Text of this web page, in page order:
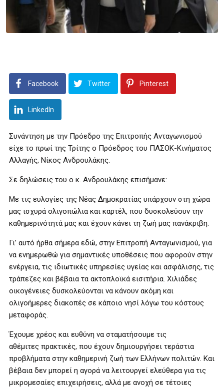
Facebook Twitter Pinterest
LinkedIn
Συνάντηση με την Πρόεδρο της Επιτροπής Ανταγωνισμού
είχε το πρωί της Τρίτης ο Πρόεδρος του ΠΑΣΟΚ-Κινήματος
Αλλαγής, Νίκος Ανδρουλάκης.
Σε δηλώσεις του ο κ. Ανδρουλάκης επισήμανε:
Με τις ευλογίες της Νέας Δημοκρατίας υπάρχουν στη χώρα
μας ισχυρά ολιγοπώλια και καρτέλ, που δυσκολεύουν την
καθημερινότητά μας και έχουν κάνει τη ζωή μας πανάκριβη.
Γι’ αυτό ήρθα σήμερα εδώ, στην Επιτροπή Ανταγωνισμού, για
να ενημερωθώ για σημαντικές υποθέσεις που αφορούν στην
ενέργεια, τις ιδιωτικές υπηρεσίες υγείας και ασφάλισης, τις
τράπεζες και βέβαια τα ακτοπλοϊκά εισιτήρια. Χιλιάδες
οικογένειες δυσκολεύονται να κάνουν ακόμη και
ολιγοήμερες διακοπές σε κάποιο νησί λόγω του κόστους
μεταφοράς.
Έχουμε χρέος και ευθύνη να σταματήσουμε τις
αθέμιτες πρακτικές, που έχουν δημιουργήσει τεράστια
προβλήματα στην καθημερινή ζωή των Ελλήνων πολιτών. Και
βέβαια δεν μπορεί η αγορά να λειτουργεί ελεύθερα για τις
μικρομεσαίες επιχειρήσεις, αλλά με ανοχή σε τέτοιες